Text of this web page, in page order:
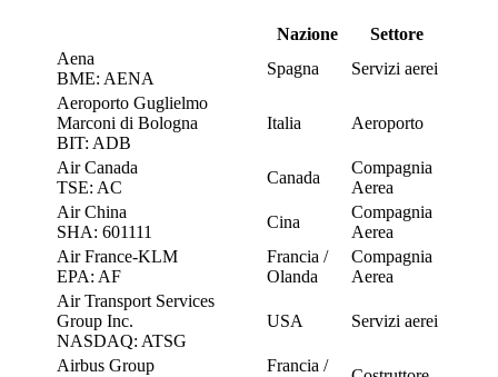
Nazione
Settore
Aena
BME: AENA
Spagna
Servizi aerei
Aeroporto Guglielmo
Marconi di Bologna
BIT: ADB
Italia Aeroporto
Air Canada
TSE: AC
Canada
Compagnia
Aerea
Air China
SHA: 601111
Cina
Compagnia
Aerea
Air France-KLM
EPA: AF
Francia /
Olanda
Compagnia
Aerea
Air Transport Services
Group Inc.
NASDAQ: ATSG
USA Servizi aerei
Airbus Group
Francia /